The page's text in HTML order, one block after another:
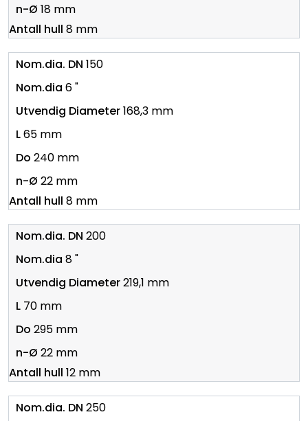
18 mm
8 mm
150
6 "
168,3 mm
65 mm
240 mm
22 mm
8 mm
200
8 "
219,1 mm
70 mm
295 mm
22 mm
12 mm
250